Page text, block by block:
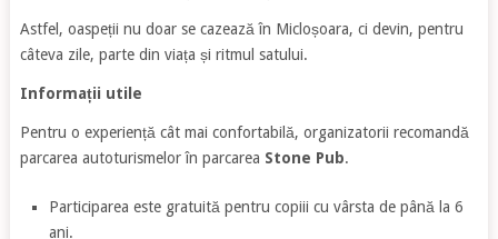
Astfel, oaspeții nu doar se cazează în Micloșoara, ci devin, pentru
câteva zile, parte din viața și ritmul satului.
Informații utile
Pentru o experiență cât mai confortabilă, organizatorii recomandă
parcarea autoturismelor în parcarea Stone Pub.
Participarea este gratuită pentru copiii cu vârsta de până la 6
ani.